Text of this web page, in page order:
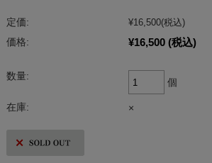
定価: ¥16,500(税込)
価格:
¥16,500 (税込)
数量:
個
在庫: ×